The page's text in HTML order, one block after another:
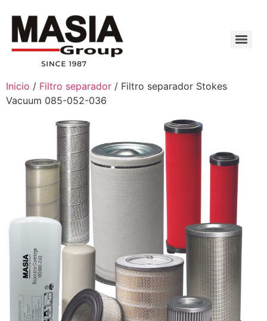
Inicio / Filtro separador / Filtro separador Stokes
Vacuum 085-052-036